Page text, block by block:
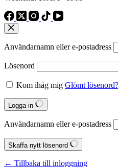
Användarnamn eller e‑postadress
Lösenord
Kom ihåg mig Glömt lösenord?
Logga in
Användarnamn eller e‑postadress
Skaffa nytt lösenord
← Tillbaka till inloggning